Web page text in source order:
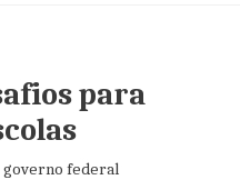
para
governo federal